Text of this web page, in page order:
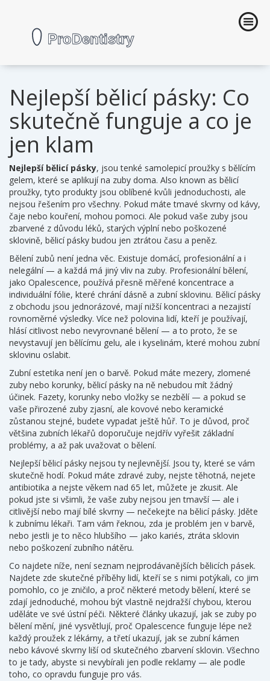
Nejlepší bělicí pásky: Co
skutečně funguje a co je
jen klam
Nejlepší bělicí pásky, jsou tenké samolepicí proužky s bělícím
gelem, které se aplikují na zuby doma. Also known as bělicí
proužky, tyto produkty jsou oblíbené kvůli jednoduchosti, ale
nejsou řešením pro všechny. Pokud máte tmavé skvrny od kávy,
čaje nebo kouření, mohou pomoci. Ale pokud vaše zuby jsou
zbarvené z důvodu léků, starých výplní nebo poškozené
sklovině, bělicí pásky budou jen ztrátou času a peněz.
Bělení zubů není jedna věc. Existuje domácí, profesionální a i
nelegální — a každá má jiný vliv na zuby. Profesionální bělení,
jako Opalescence, používá přesně měřené koncentrace a
individuální fólie, které chrání dásně a zubní sklovinu. Bělicí pásky
z obchodu jsou jednorázové, mají nižší koncentraci a nezajistí
rovnoměrné výsledky. Více než polovina lidí, kteří je používají,
hlásí citlivost nebo nevyrovnané bělení — a to proto, že se
nevystavují jen bělícímu gelu, ale i kyselinám, které mohou zubní
sklovinu oslabit.
Zubní estetika není jen o barvě. Pokud máte mezery, zlomené
zuby nebo korunky, bělicí pásky na ně nebudou mít žádný
účinek. Fazety, korunky nebo vložky se nezbělí — a pokud se
vaše přirozené zuby zjasní, ale kovové nebo keramické
zůstanou stejné, budete vypadat ještě hůř. To je důvod, proč
většina zubních lékařů doporučuje nejdřív vyřešit základní
problémy, a až pak uvažovat o bělení.
Nejlepší bělicí pásky nejsou ty nejlevnější. Jsou ty, které se vám
skutečně hodí. Pokud máte zdravé zuby, nejste těhotná, nejete
antibiotika a nejste věkem nad 65 let, můžete je zkusit. Ale
pokud jste si všimli, že vaše zuby nejsou jen tmavší — ale i
citlivější nebo mají bílé skvrny — nečekejte na bělicí pásky. Jděte
k zubnímu lékaři. Tam vám řeknou, zda je problém jen v barvě,
nebo jestli je to něco hlubšího — jako kariés, ztráta sklovin
nebo poškození zubního nátěru.
Co najdete níže, není seznam nejprodávanějších bělicích pásek.
Najdete zde skutečné příběhy lidí, kteří se s nimi potýkali, co jim
pomohlo, co je zničilo, a proč některé metody bělení, které se
zdají jednoduché, mohou být vlastně nejdražší chybou, kterou
uděláte ve své ústní péči. Některé články ukazují, jak se zuby po
bělení mění, jiné vysvětlují, proč Opalescence funguje lépe než
každý proužek z lékárny, a třetí ukazují, jak se zubní kámen
nebo kávové skvrny liší od skutečného zbarvení sklovin. Všechno
to je tady, abyste si nevybírali jen podle reklamy — ale podle
toho, co opravdu funguje pro vás.